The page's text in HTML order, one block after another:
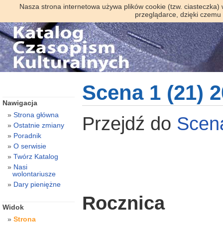
Nasza strona internetowa używa plików cookie (tzw.
przeglądarce, dzięki
Scena 1 (21)
Przejdź do
Rocznica
Nawigacja
Strona główna
Ostatnie zmiany
Poradnik
O serwisie
Twórz Katalog
Nasi
wolontariusze
Dary pieniężne
Widok
Strona